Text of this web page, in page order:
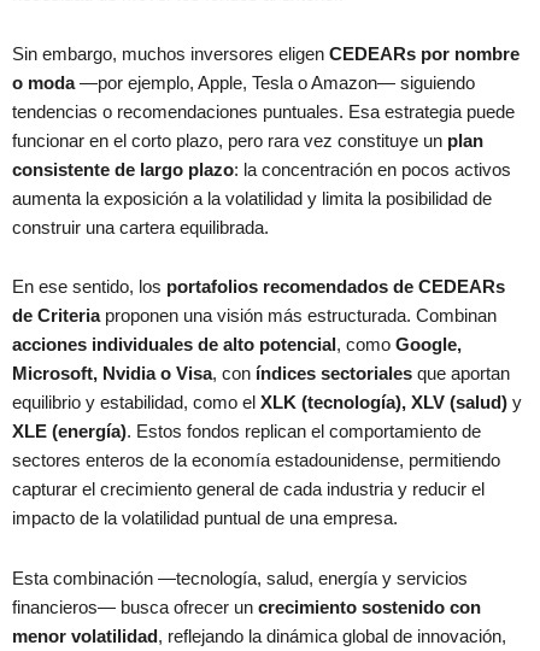
Sin embargo, muchos inversores eligen CEDEARs por nombre
o moda—por ejemplo, Apple, Tesla o Amazon— siguiendo
tendencias o recomendaciones puntuales. Esa estrategia puede
funcionar en el corto plazo, pero rara vez constituye un plan
consistente de largo plazo: la concentración en pocos activos
aumenta la exposición a la volatilidad y limita la posibilidad de
construir una cartera equilibrada.
En ese sentido, los portafolios recomendados de CEDEARs
de Criteriaproponen una visión más estructurada. Combinan
acciones individuales de alto potencial , como Google,
Microsoft, Nvidia o Visa, con índices sectoriales que aportan
equilibrio y estabilidad, como el XLK (tecnología), XLV (salud) y
XLE (energía). Estos fondos replican el comportamiento de
sectores enteros de la economía estadounidense, permitiendo
capturar el crecimiento general de cada industria y reducir el
impacto de la volatilidad puntual de una empresa.
Esta combinación —tecnología, salud, energía y servicios
financieros— busca ofrecer un crecimiento sostenido con
menor volatilidad , reflejando la dinámica global de innovación,